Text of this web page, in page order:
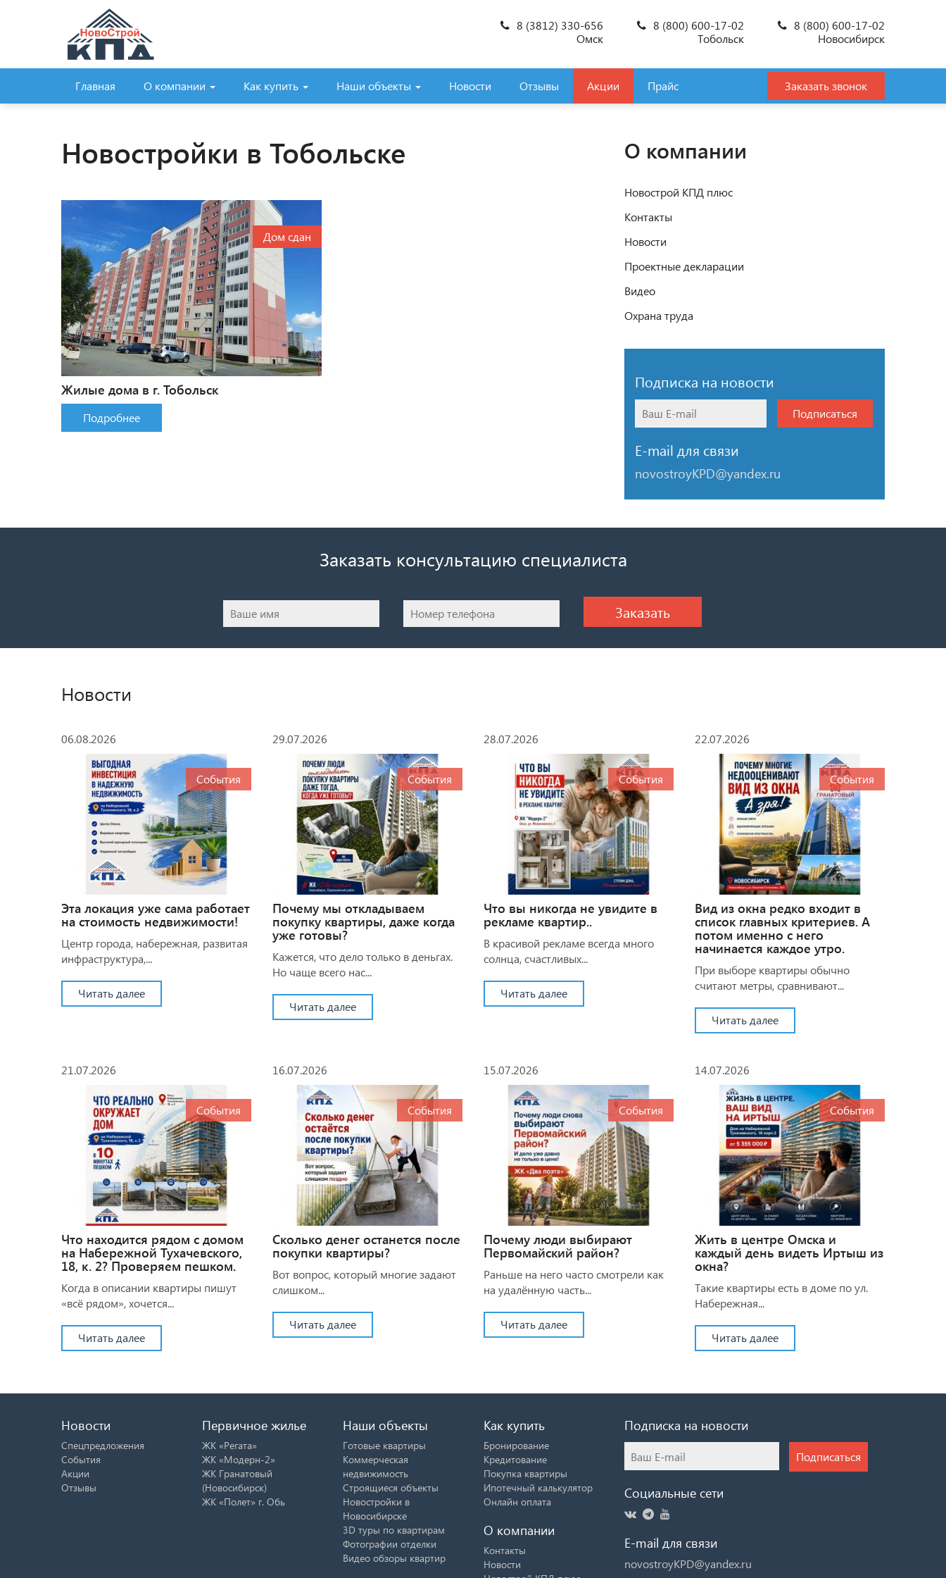
8 (3812) 330-656
Омск
8 (800) 600-17-02
Тобольск
8 (800) 600-17-02
Новосибирск
Главная О компании Как купить Наши объекты Новости Отзывы Акции Прайс Заказать звонок
Новостройки в Тобольске
Дом сдан
Жилые дома в г. Тобольск
Подробнее
О компании
Новострой КПД плюс
Контакты
Новости
Проектные декларации
Видео
Охрана труда
Подписка на новости
Подписаться
E-mail для связи
novostroyKPD@yandex.ru
Заказать консультацию специалиста
Новости
06.08.2026
События
Эта локация уже сама работает
на стоимость недвижимости!
Центр города, набережная, развитая
инфраструктура,...
Читать далее
29.07.2026
События
Почему мы откладываем
покупку квартиры, даже когда
уже готовы?
Кажется, что дело только в деньгах.
Но чаще всего нас...
Читать далее
28.07.2026
События
Что вы никогда не увидите в
рекламе квартир..
В красивой рекламе всегда много
солнца, счастливых...
Читать далее
22.07.2026
События
Вид из окна редко входит в
список главных критериев. А
потом именно с него
начинается каждое утро.
При выборе квартиры обычно
считают метры, сравнивают...
Читать далее
21.07.2026
События
Что находится рядом с домом
на Набережной Тухачевского,
18, к. 2? Проверяем пешком.
Когда в описании квартиры пишут
«всё рядом», хочется...
Читать далее
16.07.2026
События
Сколько денег останется после
покупки квартиры?
Вот вопрос, который многие задают
слишком...
Читать далее
15.07.2026
События
Почему люди выбирают
Первомайский район?
Раньше на него часто смотрели как
на удалённую часть...
Читать далее
14.07.2026
События
Жить в центре Омска и
каждый день видеть Иртыш из
окна?
Такие квартиры есть в доме по ул.
Набережная...
Читать далее
Новости
Спецпредложения
События
Акции
Отзывы
Первичное жилье
ЖК «Регата»
ЖК «Модерн-2»
ЖК Гранатовый
(Новосибирск)
ЖК «Полет» г. Обь
Наши объекты
Готовые квартиры
Коммерческая
недвижимость
Строящиеся объекты
Новостройки в
Новосибирске
3D туры по квартирам
Фотографии отделки
Видео обзоры квартир
Как купить
Бронирование
Кредитование
Покупка квартиры
Ипотечный калькулятор
Онлайн оплата
О компании
Контакты
Новости
Подписка на новости
Подписаться
Социальные сети
E-mail для связи
novostroyKPD@yandex.ru